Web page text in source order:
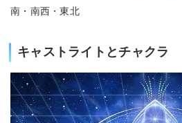
南・南西・東北
キャストライトとチャクラ